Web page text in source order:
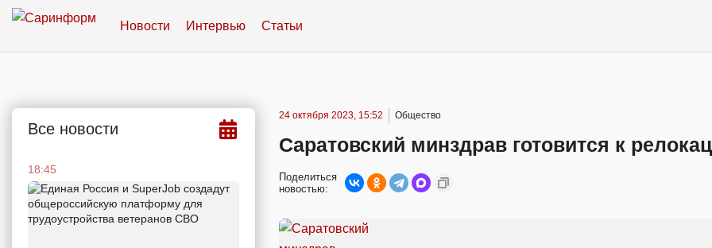
Новости Интервью Статьи
Все новости
18:45
24 октября 2023, 15:52 Общество
Саратовский минздрав готовится к
Поделиться
новостью: